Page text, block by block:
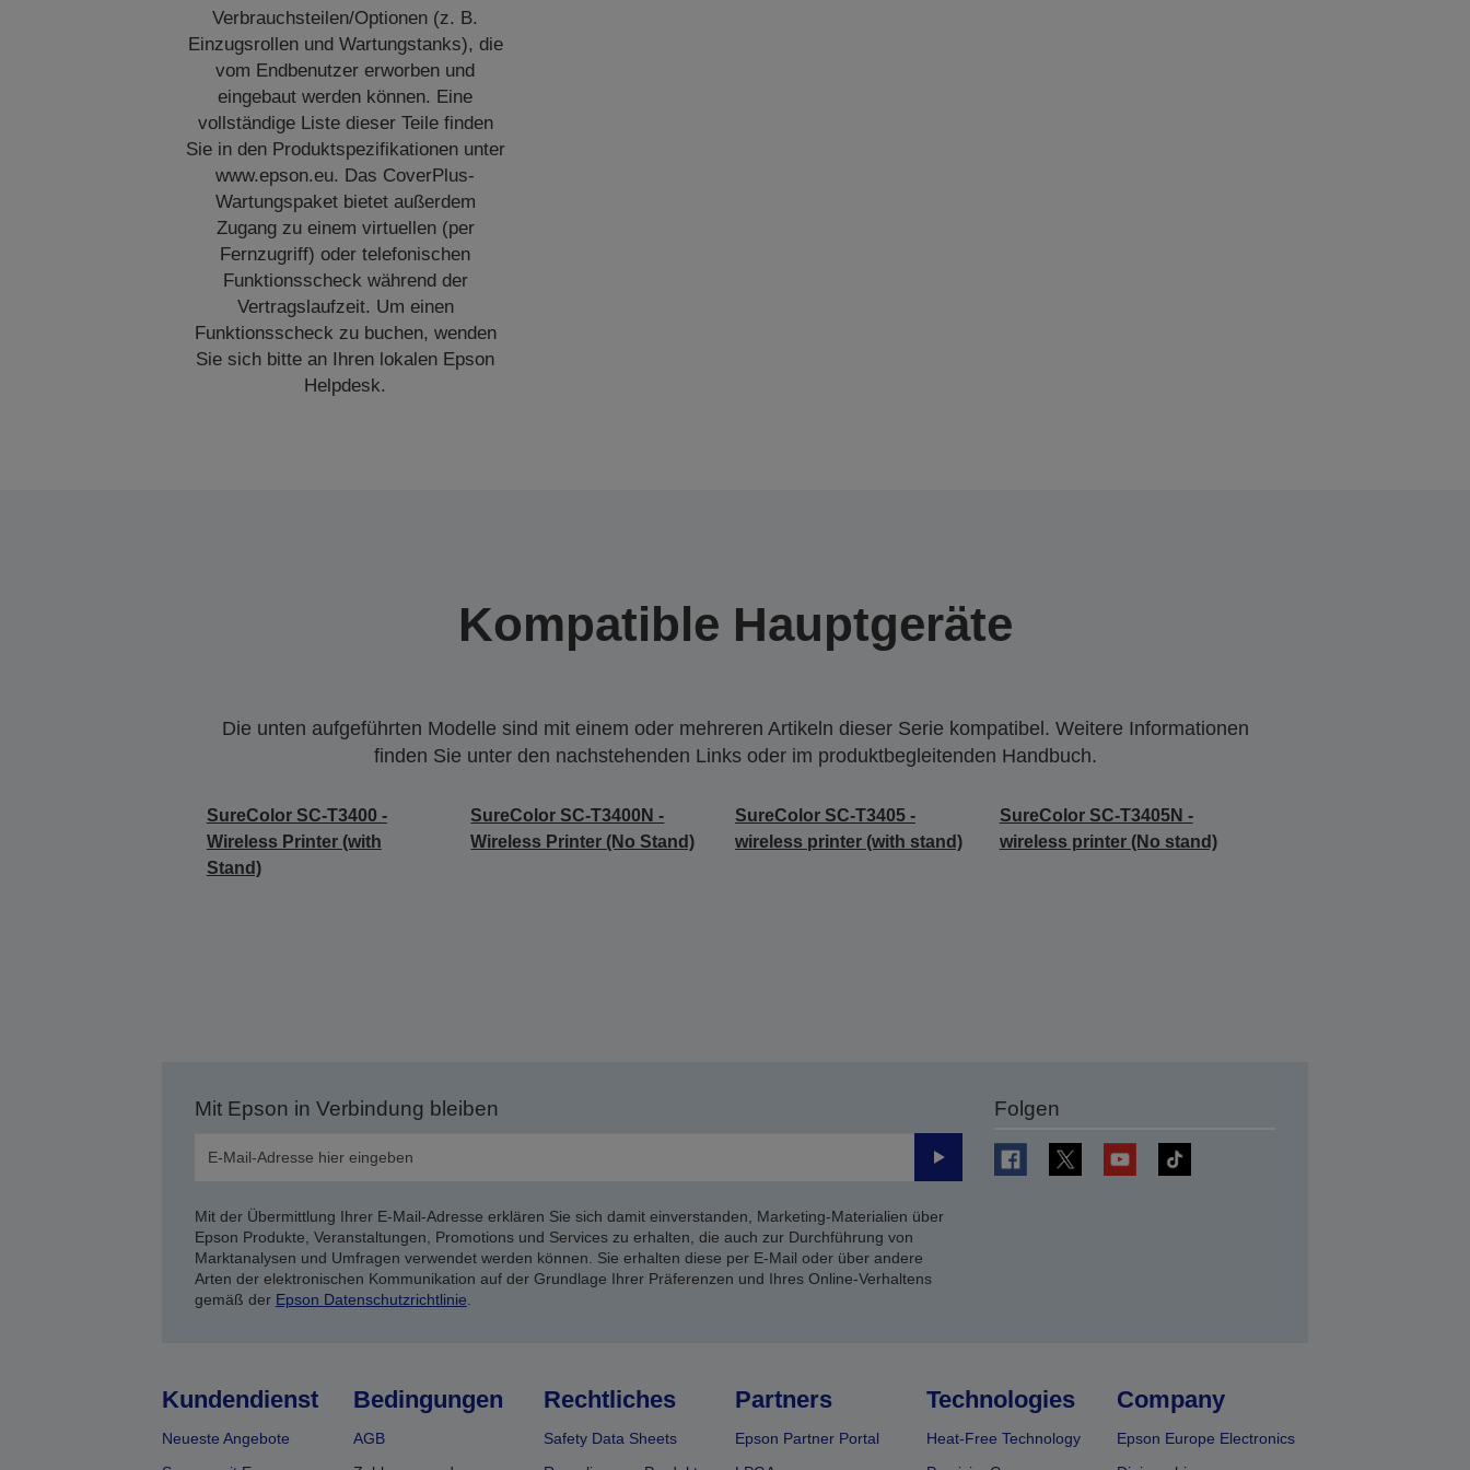
Verbrauchsteilen/Optionen (z. B.
Einzugsrollen und Wartungstanks), die
vom Endbenutzer erworben und
eingebaut werden können. Eine
vollständige Liste dieser Teile finden
Sie in den Produktspezifikationen unter
www.epson.eu. Das CoverPlus-
Wartungspaket bietet außerdem
Zugang zu einem virtuellen (per
Fernzugriff) oder telefonischen
Funktionsscheck während der
Vertragslaufzeit. Um einen
Funktionsscheck zu buchen, wenden
Sie sich bitte an Ihren lokalen Epson
Helpdesk.
Kompatible Hauptgeräte
Die unten aufgeführten Modelle sind mit einem oder mehreren Artikeln dieser Serie kompatibel. Weitere Informationen
finden Sie unter den nachstehenden Links oder im produktbegleitenden Handbuch.
SureColor SC-T3400 -
Wireless Printer (with
Stand)
SureColor SC-T3400N -
Wireless Printer (No Stand)
SureColor SC-T3405 -
wireless printer (with stand)
SureColor SC-T3405N -
wireless printer (No stand)
Mit Epson in Verbindung bleiben
Senden
Mit der Übermittlung Ihrer E-Mail-Adresse erklären Sie sich damit einverstanden, Marketing-Materialien über
Epson Produkte, Veranstaltungen, Promotions und Services zu erhalten, die auch zur Durchführung von
Marktanalysen und Umfragen verwendet werden können. Sie erhalten diese per E-Mail oder über andere
Arten der elektronischen Kommunikation auf der Grundlage Ihrer Präferenzen und Ihres Online-Verhaltens
gemäß der Epson Datenschutzrichtlinie
Folgen
Kundendienst
Neueste Angebote
Bedingungen
AGB
Rechtliches
Safety Data Sheets
Partners
Epson Partner Portal
Technologies
Heat-Free Technology
Company
Epson Europe Electronics